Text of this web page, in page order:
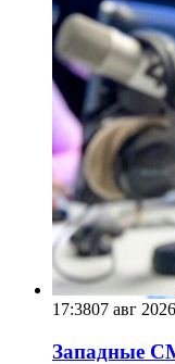
17:3807 авг 2026
Западные